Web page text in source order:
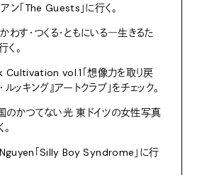
アン「The Guests」に行く。
わす・つくる・ともにいる―生きるた
く。
vol.1「想像力を取り戻
ルッキング』アートクラブ」をチェック。
のかつてない光 東ドイツの女性写真
「Silly Boy Syndrome」に行